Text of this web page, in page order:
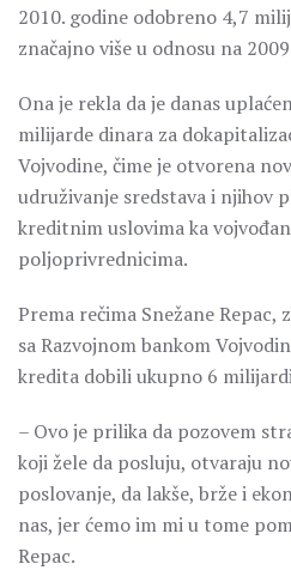
2010. godine odobreno 4,7
značajno više u odnosu na
Ona je rekla da je danas
milijarde dinara za
Vojvodine, čime je otvorena
udruživanje sredstava i njihov
kreditnim uslovima ka
poljoprivrednicima.
Prema rečima Snežane Repac,
sa Razvojnom bankom
kredita dobili ukupno 6
– Ovo je prilika da pozovem
koji žele da posluju, otvaraju
poslovanje, da lakše, brže i
nas, jer ćemo im mi u tome
Repac.